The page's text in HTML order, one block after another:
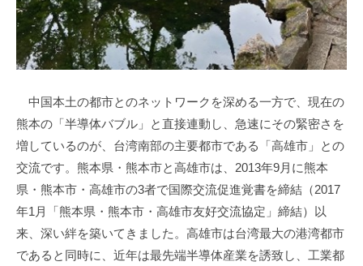
中国本土の都市とのネットワークを深める一方で、現在の
熊本の「半導体バブル」と直接連動し、急速にその緊密さを
増しているのが、台湾南部の主要都市である「高雄市」との
交流です。熊本県・熊本市と高雄市は、2013年9月に熊本
県・熊本市・高雄市の3者で国際交流促進覚書を締結（2017
年1月「熊本県・熊本市・高雄市友好交流協定」締結）以
来、深い絆を築いてきました。高雄市は台湾最大の港湾都市
であると同時に、近年は最先端半導体産業を誘致し、工業都